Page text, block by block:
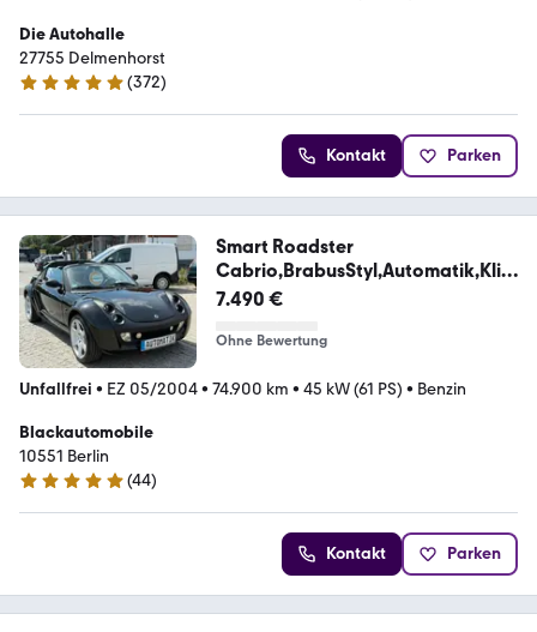
Die Autohalle
27755 Delmenhorst
4.9 Sterne
(372)
Kontakt Parken
Smart Roadster
Cabrio,BrabusStyl,Automatik,Klim
a,Lede
7.490 €
Ohne Bewertung
Unfallfrei • EZ 05/2004• 74.900 km • 45 kW (61 PS) • Benzin
Blackautomobile
10551 Berlin
4.9 Sterne
(44)
Kontakt Parken